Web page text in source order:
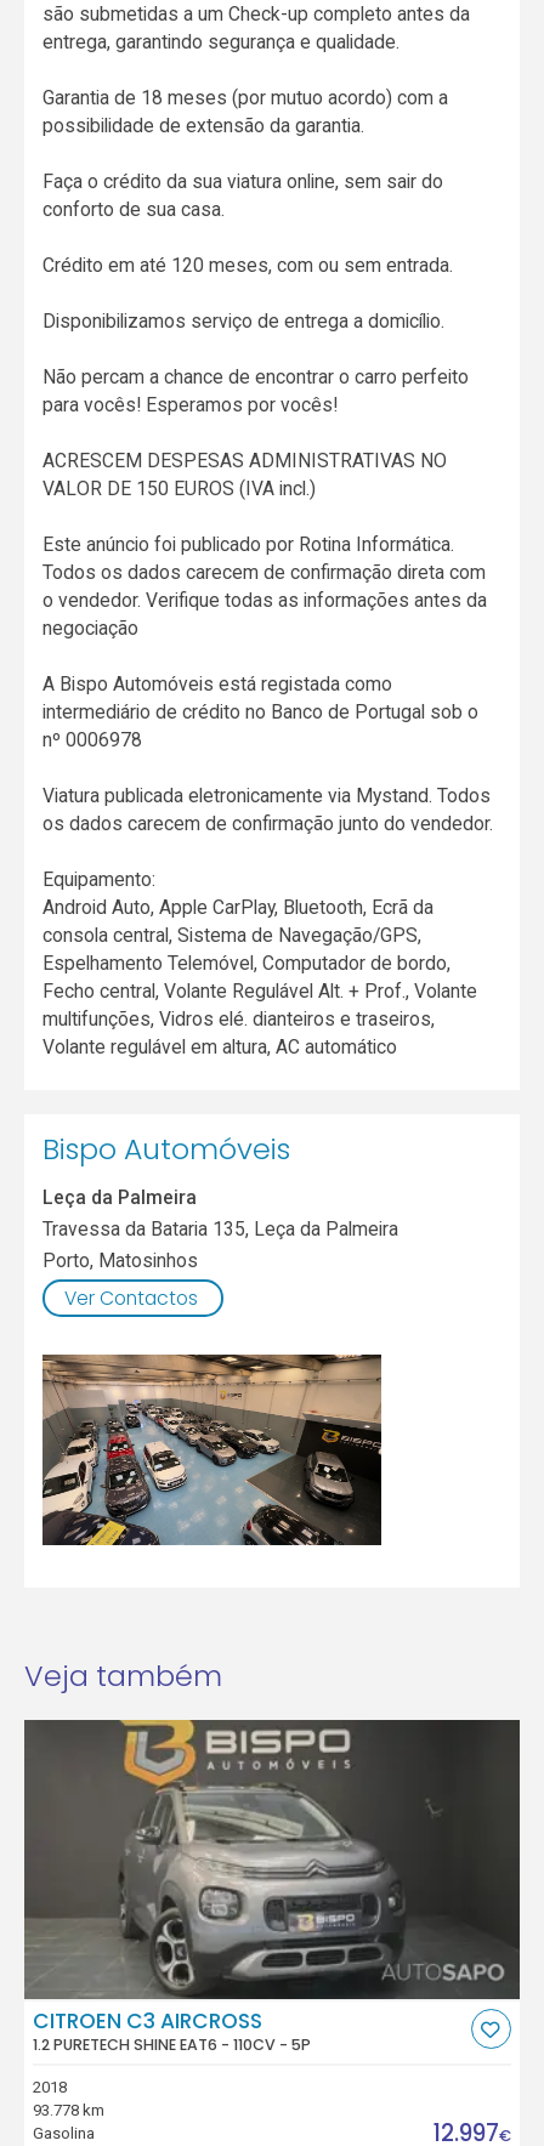
são submetidas a um Check-up completo antes da
entrega, garantindo segurança e qualidade.
Garantia de 18 meses (por mutuo acordo) com a
possibilidade de extensão da garantia.
Faça o crédito da sua viatura online, sem sair do
conforto de sua casa.
Crédito em até 120 meses, com ou sem entrada.
Disponibilizamos serviço de entrega a domicílio.
Não percam a chance de encontrar o carro perfeito
para vocês! Esperamos por vocês!
ACRESCEM DESPESAS ADMINISTRATIVAS NO
VALOR DE 150 EUROS (IVA incl.)
Este anúncio foi publicado por Rotina Informática.
Todos os dados carecem de confirmação direta com
o vendedor. Verifique todas as informações antes da
negociação
A Bispo Automóveis está registada como
intermediário de crédito no Banco de Portugal sob o
nº 0006978
Viatura publicada eletronicamente via Mystand. Todos
os dados carecem de confirmação junto do vendedor.
Equipamento:
Android Auto, Apple CarPlay, Bluetooth, Ecrã da
consola central, Sistema de Navegação/GPS,
Espelhamento Telemóvel, Computador de bordo,
Fecho central, Volante Regulável Alt. + Prof., Volante
multifunções, Vidros elé. dianteiros e traseiros,
Volante regulável em altura, AC automático
Bispo Automóveis
Leça da Palmeira
Travessa da Bataria 135, Leça da Palmeira
Porto, Matosinhos
Ver Contactos
Veja também
CITROEN C3 AIRCROSS
1.2 PURETECH SHINE EAT6 - 110CV - 5P
2018
93.778 km
Gasolina
12.997€